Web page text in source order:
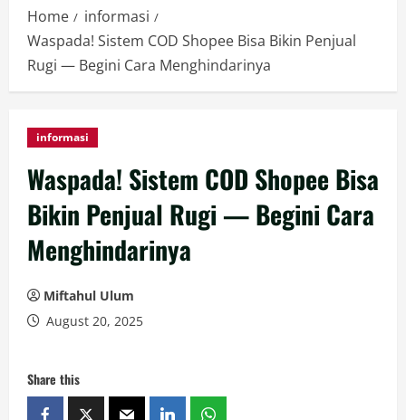
Home
informasi
Waspada! Sistem COD Shopee Bisa Bikin Penjual
Rugi — Begini Cara Menghindarinya
informasi
Waspada! Sistem COD Shopee Bisa
Bikin Penjual Rugi — Begini Cara
Menghindarinya
Miftahul Ulum
August 20, 2025
Share this